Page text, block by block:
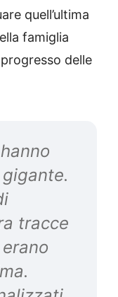
quell’ultima
famiglia
delle
tracce